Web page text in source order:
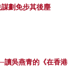
劃免步其後塵
讀吳燕青的《在香港